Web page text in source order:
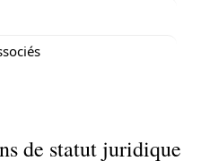
de statut juridique